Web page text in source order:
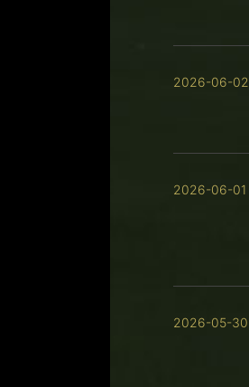
2026-06-02
2026-06-01
2026-05-30